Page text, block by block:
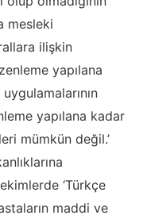
mesleki
ilişkin
yapılana
yapılana kadar
mümkün değil.’
‘Türkçe
maddi ve